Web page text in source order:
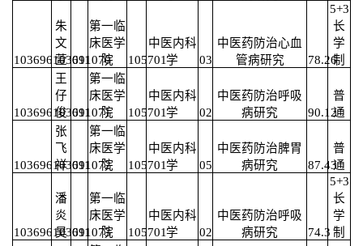
103696103691070
朱
文
萱 011
第一临
床医学
院
105701
中医内科
学
03
中医药防治心血
管病研究
78.26
5+3
长
学
制
103696103691071
王
仔
俊 011
第一临
床医学
院
105701
中医内科
学
02
中医药防治呼吸
病研究
90.12
普
通
103696103691072
张
飞
祥 011
第一临
床医学
院
105701
中医内科
学
05
中医药防治脾胃
病研究
87.43
普
通
103696103691073
潘
炎
昊 011
第一临
床医学
院
105701
中医内科
学
02
中医药防治呼吸
病研究
74.3
5+3
长
学
制